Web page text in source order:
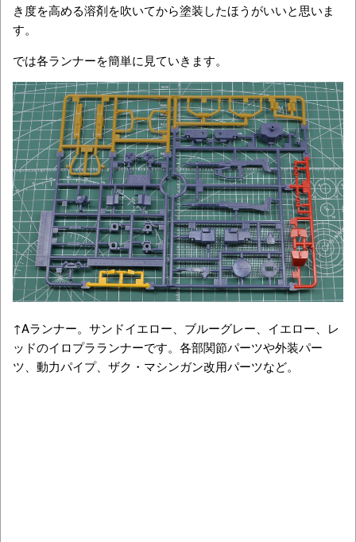
き度を高める溶剤を吹いてから塗装したほうがいいと思いま
す。
では各ランナーを簡単に見ていきます。
↑Aランナー。サンドイエロー、ブルーグレー、イエロー、レ
ッドのイロプラランナーです。各部関節パーツや外装パー
ツ、動力パイプ、ザク・マシンガン改用パーツなど。